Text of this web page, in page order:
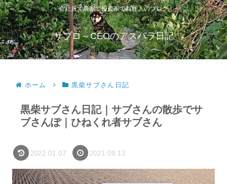
会社員で農家で投資家で料理人のブログ
サブロ～CEOのアスパラ日記
ホーム 黒柴サブさん日記
黒柴サブさん日記｜サブさんの散歩でサ
ブさんぽ｜ひねくれ者サブさん
2022.01.07 2021.09.13